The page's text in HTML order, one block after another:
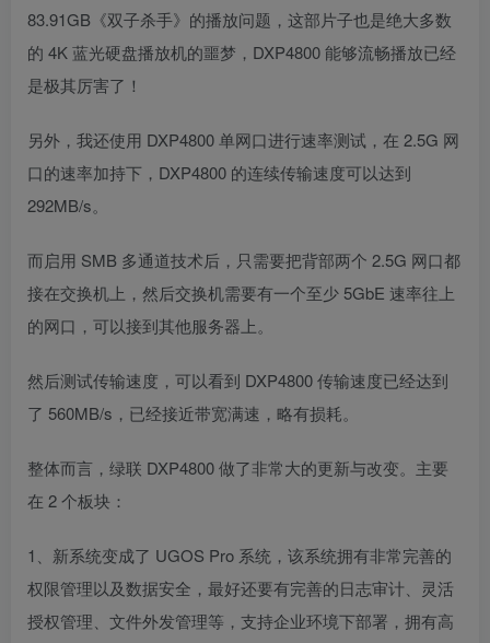
83.91GB《双子杀手》的播放问题，这部片子也是绝大多数
的 4K 蓝光硬盘播放机的噩梦，DXP4800 能够流畅播放已经
是极其厉害了！
另外，我还使用 DXP4800 单网口进行速率测试，在 2.5G 网
口的速率加持下，DXP4800 的连续传输速度可以达到
292MB/s。
而启用 SMB 多通道技术后，只需要把背部两个 2.5G 网口都
接在交换机上，然后交换机需要有一个至少 5GbE 速率往上
的网口，可以接到其他服务器上。
然后测试传输速度，可以看到 DXP4800 传输速度已经达到
了 560MB/s，已经接近带宽满速，略有损耗。
整体而言，绿联 DXP4800 做了非常大的更新与改变。主要
在 2 个板块：
1、新系统变成了 UGOS Pro 系统，该系统拥有非常完善的
权限管理以及数据安全，最好还要有完善的日志审计、灵活
授权管理、文件外发管理等，支持企业环境下部署，拥有高